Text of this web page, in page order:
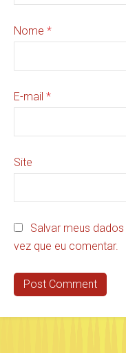
Nome *
E-mail *
Site
Salvar meus
vez que eu comentar.